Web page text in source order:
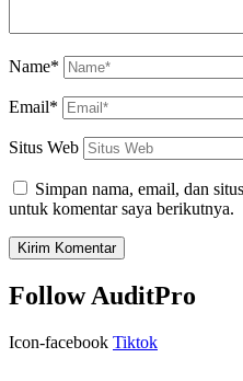
Name*
Email*
Situs Web
Simpan nama, email, dan
untuk komentar saya berikutnya.
Follow AuditPro
Icon-facebook Tiktok